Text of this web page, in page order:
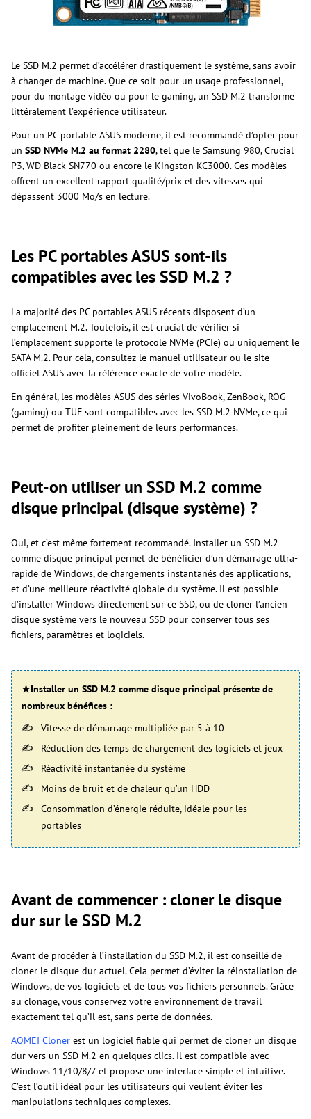
Le SSD M.2 permet d’accélérer drastiquement le système, sans avoir
à changer de machine. Que ce soit pour un usage professionnel,
pour du montage vidéo ou pour le gaming, un SSD M.2 transforme
littéralement l’expérience utilisateur.
Pour un PC portable ASUS moderne, il est recommandé d’opter pour
un SSD NVMe M.2 au format 2280, tel que le Samsung 980, Crucial
P3, WD Black SN770 ou encore le Kingston KC3000. Ces modèles
offrent un excellent rapport qualité/prix et des vitesses qui
dépassent 3000 Mo/s en lecture.
Les PC portables ASUS sont-ils
compatibles avec les SSD M.2 ?
La majorité des PC portables ASUS récents disposent d’un
emplacement M.2. Toutefois, il est crucial de vérifier si
l’emplacement supporte le protocole NVMe (PCIe) ou uniquement le
SATA M.2. Pour cela, consultez le manuel utilisateur ou le site
officiel ASUS avec la référence exacte de votre modèle.
En général, les modèles ASUS des séries VivoBook, ZenBook, ROG
(gaming) ou TUF sont compatibles avec les SSD M.2 NVMe, ce qui
permet de profiter pleinement de leurs performances.
Peut-on utiliser un SSD M.2 comme
disque principal (disque système) ?
Oui, et c’est même fortement recommandé. Installer un SSD M.2
comme disque principal permet de bénéficier d’un démarrage ultra-
rapide de Windows, de chargements instantanés des applications,
et d’une meilleure réactivité globale du système. Il est possible
d’installer Windows directement sur ce SSD, ou de cloner l’ancien
disque système vers le nouveau SSD pour conserver tous ses
fichiers, paramètres et logiciels.
★Installer un SSD M.2 comme disque principal présente de
nombreux bénéfices :
Vitesse de démarrage multipliée par 5 à 10
Réduction des temps de chargement des logiciels et jeux
Réactivité instantanée du système
Moins de bruit et de chaleur qu’un HDD
Consommation d’énergie réduite, idéale pour les
portables
Avant de commencer : cloner le disque
dur sur le SSD M.2
Avant de procéder à l’installation du SSD M.2, il est conseillé de
cloner le disque dur actuel. Cela permet d’éviter la réinstallation de
Windows, de vos logiciels et de tous vos fichiers personnels. Grâce
au clonage, vous conservez votre environnement de travail
exactement tel qu’il est, sans perte de données.
AOMEI Cloner est un logiciel fiable qui permet de cloner un disque
dur vers un SSD M.2 en quelques clics. Il est compatible avec
Windows 11/10/8/7 et propose une interface simple et intuitive.
C’est l’outil idéal pour les utilisateurs qui veulent éviter les
manipulations techniques complexes.